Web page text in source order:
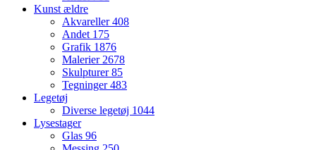
Kunst ældre
Akvareller408
Andet 175
Grafik 1876
Malerier2678
Skulpturer85
Tegninger483
Legetøj
Diverse legetøj 1044
Lysestager
Glas 96